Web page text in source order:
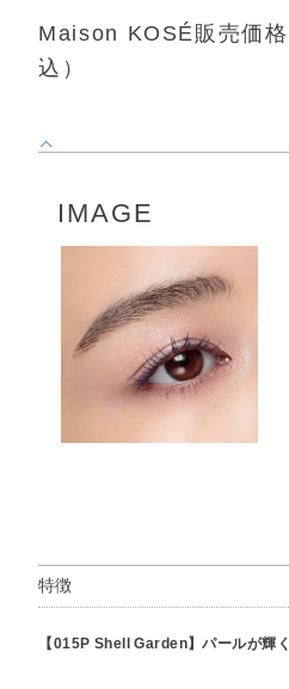
Maison KOSÉ販売価
込）
IMAGE
特徴
【015P Shell Garden】パールが輝